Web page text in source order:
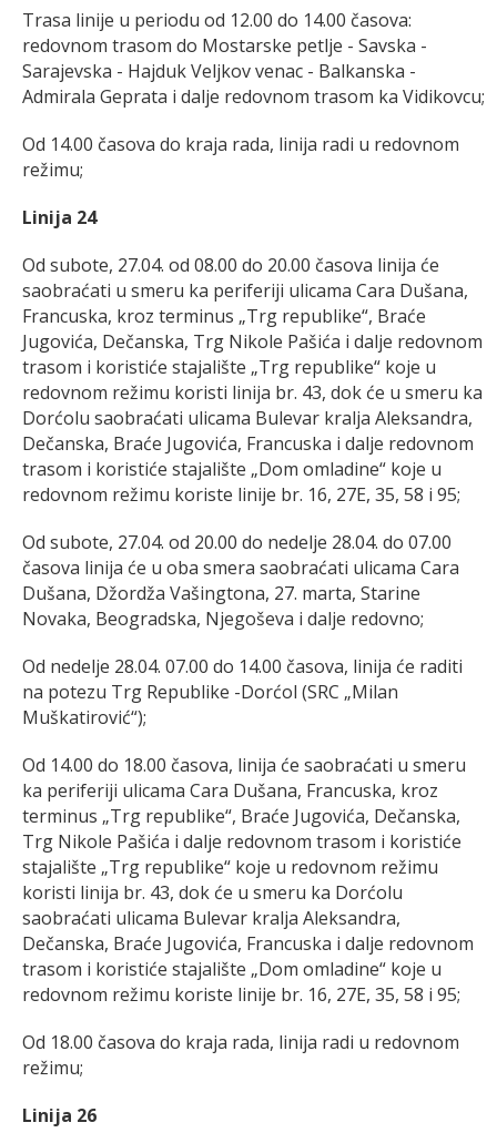
Trasa linije u periodu od 12.00 do 14.00 časova:
redovnom trasom do Mostarske petlje - Savska -
Sarajevska - Hajduk Veljkov venac - Balkanska -
Admirala Geprata i dalje redovnom trasom ka Vidikovcu;
Od 14.00 časova do kraja rada, linija radi u redovnom
režimu;
Linija 24
Od subote, 27.04. od 08.00 do 20.00 časova linija će
saobraćati u smeru ka periferiji ulicama Cara Dušana,
Francuska, kroz terminus „Trg republike“, Braće
Jugovića, Dečanska, Trg Nikole Pašića i dalje redovnom
trasom i koristiće stajalište „Trg republike“ koje u
redovnom režimu koristi linija br. 43, dok će u smeru ka
Dorćolu saobraćati ulicama Bulevar kralja Aleksandra,
Dečanska, Braće Jugovića, Francuska i dalje redovnom
trasom i koristiće stajalište „Dom omladine“ koje u
redovnom režimu koriste linije br. 16, 27E, 35, 58 i 95;
Od subote, 27.04. od 20.00 do nedelje 28.04. do 07.00
časova linija će u oba smera saobraćati ulicama Cara
Dušana, Džordža Vašingtona, 27. marta, Starine
Novaka, Beogradska, Njegoševa i dalje redovno;
Od nedelje 28.04. 07.00 do 14.00 časova, linija će raditi
na potezu Trg Republike -Dorćol (SRC „Milan
Muškatirović“);
Od 14.00 do 18.00 časova, linija će saobraćati u smeru
ka periferiji ulicama Cara Dušana, Francuska, kroz
terminus „Trg republike“, Braće Jugovića, Dečanska,
Trg Nikole Pašića i dalje redovnom trasom i koristiće
stajalište „Trg republike“ koje u redovnom režimu
koristi linija br. 43, dok će u smeru ka Dorćolu
saobraćati ulicama Bulevar kralja Aleksandra,
Dečanska, Braće Jugovića, Francuska i dalje redovnom
trasom i koristiće stajalište „Dom omladine“ koje u
redovnom režimu koriste linije br. 16, 27E, 35, 58 i 95;
Od 18.00 časova do kraja rada, linija radi u redovnom
režimu;
Linija 26